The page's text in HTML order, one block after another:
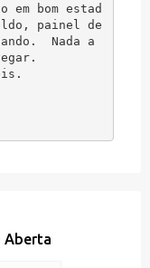
em bom estad
painel de
Nada a
Aberta